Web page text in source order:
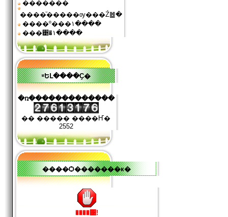
�������
����ͧ�����ѹ���Ź䷹�
����º���١����
���͹�١����
ʶԵԼ����Ҫ�
�ռ�������������
�� ����� ����Ҥ�
2552
����Ѻ�������к�
����͹!